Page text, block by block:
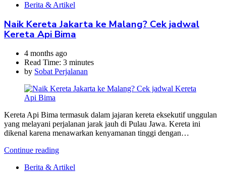
Berita & Artikel
Naik Kereta Jakarta ke Malang? Cek jadwal
Kereta Api Bima
4 months ago
Read Time: 3 minutes
by Sobat Perjalanan
Kereta Api Bima termasuk dalam jajaran kereta eksekutif unggulan
yang melayani perjalanan jarak jauh di Pulau Jawa. Kereta ini
dikenal karena menawarkan kenyamanan tinggi dengan…
Continue reading
Berita & Artikel